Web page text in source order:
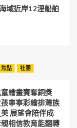
域近岸12浬船舶
焦點 社團
童繪畫賽奪銅獎
寧寧彩繪排灣族
展望會陪伴成
相信教育能翻轉